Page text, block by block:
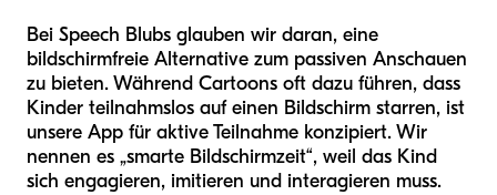
Bei Speech Blubs glauben wir daran, eine
bildschirmfreie Alternative zum passiven Anschauen
zu bieten. Während Cartoons oft dazu führen, dass
Kinder teilnahmslos auf einen Bildschirm starren, ist
unsere App für aktive Teilnahme konzipiert. Wir
nennen es „smarte Bildschirmzeit“, weil das Kind
sich engagieren, imitieren und interagieren muss.